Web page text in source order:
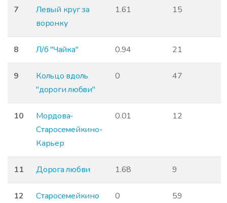
7
Левый круг за
воронку
1.61 15
8 Л/б "Чайка" 0.94 21
9
Кольцо вдоль
"дороги любви"
0 47
10
Мордова-
Старосемейкино-
Карьер
0.01 12
11 Дорога любви 1.68 9
12
Старосемейкино
0 59